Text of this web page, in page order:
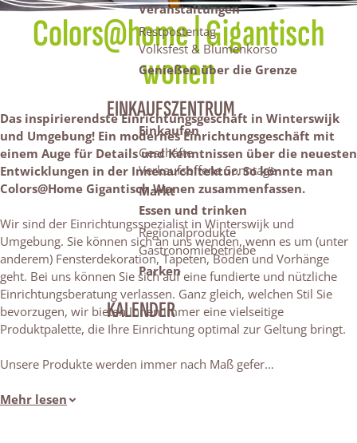
Veranstaltungen
Restpostentag
Volksfest & Blumenkorso
Genießen über die Grenze
EINKAUFSZENTRUM
Einkaufen
Geschäfte
Verkaufsoffene Sonntage
Markt
Essen und trinken
Regionalprodukte
Gastronomiebetriebe
Parken
KALENDER
Colors@home | Gigantisch
wonen
Das inspirierendste Einrichtungsgeschäft in Winterswijk
und Umgebung! Ein modernes Einrichtungsgeschäft mit
einem Auge für Details und Kenntnissen über die neuesten
Entwicklungen in der Innenarchitektur. So könnte man
Colors@Home Gigantisch Wonen zusammenfassen.
Wir sind der Einrichtungsspezialist in Winterswijk und
Umgebung. Sie können sich an uns wenden, wenn es um (unter
anderem) Fensterdekoration, Tapeten, Böden und Vorhänge
geht. Bei uns können Sie sich auf eine fundierte und nützliche
Einrichtungsberatung verlassen. Ganz gleich, welchen Stil Sie
bevorzugen, wir bieten Ihnen immer eine vielseitige
Produktpalette, die Ihre Einrichtung optimal zur Geltung bringt.
Unsere Produkte werden immer nach Maß gefer…
Mehr lesen